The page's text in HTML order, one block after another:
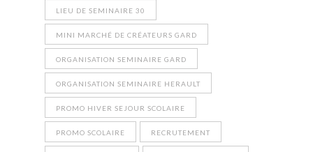
LIEU DE SEMINAIRE 30
MINI MARCHÉ DE CRÉATEURS GARD
ORGANISATION SEMINAIRE GARD
ORGANISATION SEMINAIRE HERAULT
PROMO HIVER SEJOUR SCOLAIRE
PROMO SCOLAIRE RECRUTEMENT